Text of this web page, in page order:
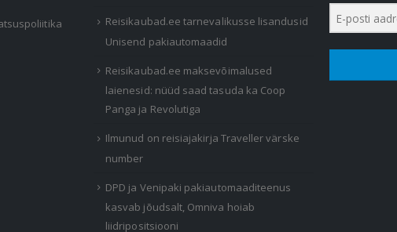
Reisikaubad.ee tarnevalikusse lisandusid
Unisend pakiautomaadid
Reisikaubad.ee maksevõimalused
laienesid: nüüd saad tasuda ka Coop
Panga ja Revolutiga
Ilmunud on reisiajakirja Traveller värske
number
DPD ja Venipaki pakiautomaaditeenus
kasvab jõudsalt, Omniva hoiab
liidripositsiooni